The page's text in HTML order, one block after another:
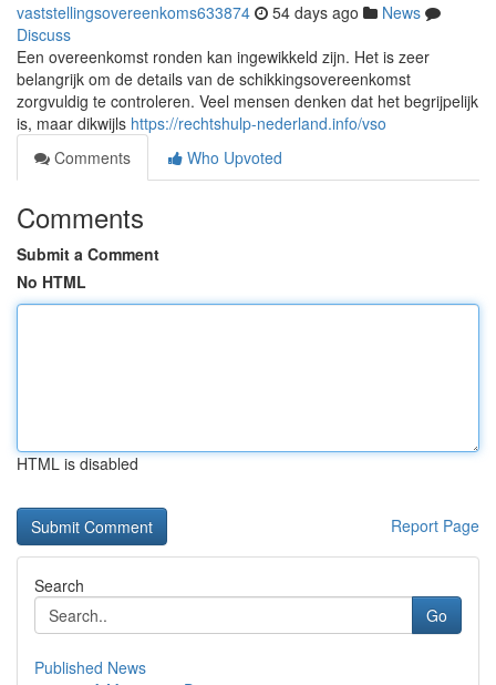
vaststellingsovereenkoms633874 54 days ago
News
Discuss
Een overeenkomst ronden kan ingewikkeld zijn. Het is zeer
belangrijk om de details van de schikkingsovereenkomst
zorgvuldig te controleren. Veel mensen denken dat het begrijpelijk
is, maar dikwijls https://rechtshulp-nederland.info/vso
Comments
Who Upvoted
Comments
Submit a Comment
No HTML
HTML is disabled
Report Page
Search
Go
Published News